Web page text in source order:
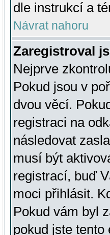
dle instrukcí a
Návrat nahoru
Zaregistroval
Nejprve
Pokud jsou v
dvou věcí.
registraci na
následovat
musí být
registrací, buď
moci přihlásit.
Pokud vám byl
pokud jste tento